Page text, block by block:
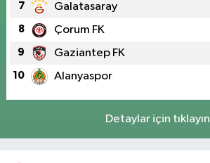
7 Galatasaray
8 Çorum FK
9 Gaziantep FK
10 Alanyaspor
Detaylar için tıklayın